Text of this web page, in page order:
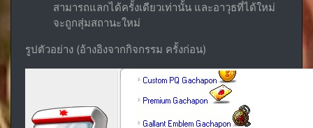
สามารถแลกได้ครั้งเดียวเท่านั้น และอาวุธที่ได้ใหม่
จะถูกสุ่มสถานะใหม่
รูปตัวอย่าง (อ้างอิงจากกิจกรรม ครั้งก่อน)